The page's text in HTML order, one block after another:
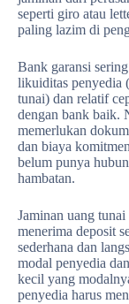
seperti giro atau
paling lazim di
Bank garansi
likuiditas penyedia
tunai) dan relatif
dengan bank baik.
memerlukan
dan biaya
belum punya
hambatan.
Jaminan uang
menerima deposit
sederhana dan
modal penyedia
kecil yang
penyedia harus